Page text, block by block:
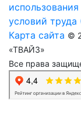
использования
условий
Карта сайта ©
«ТВАЙЗ»
Все права